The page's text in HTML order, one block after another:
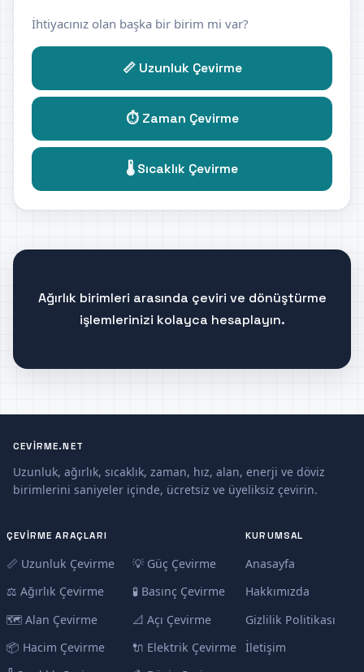
İhtiyacınız olan başka bir birim mi var?
📏 Uzunluk Çevirme
⏱️ Zaman Çevirme
🌡️ Sıcaklık Çevirme
Ağırlık birimleri arasında çeviri ve dönüştürme
işlemlerinizi kolayca hesaplayın.
CEVIRME.NET
Uzunluk, ağırlık, sıcaklık, zaman, hız, alan, enerji ve döviz
birimlerini saniyeler içinde, ücretsiz ve üyeliksiz çevirin.
ÇEVIRME ARAÇLARI
📏 Uzunluk Çevirme
⚖️ Ağırlık Çevirme
🗺️ Alan Çevirme
📦 Hacim Çevirme
💡 Güç Çevirme
🧪 Basınç Çevirme
📐 Açı Çevirme
🔌 Elektrik Çevirme
KURUMSAL
Anasayfa
Hakkımızda
Gizlilik Politikası
İletişim